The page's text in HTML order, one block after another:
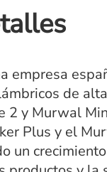
empresa
de
2 y Murwal
Plus y el
un